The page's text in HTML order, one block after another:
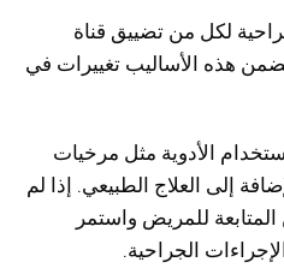
لكل من تضييق قناة
هذه الأساليب تغييرات في
الأدوية مثل مرخيات
إلى العلاج الطبيعي. إذا لم
للمريض واستمر
الجراحية.